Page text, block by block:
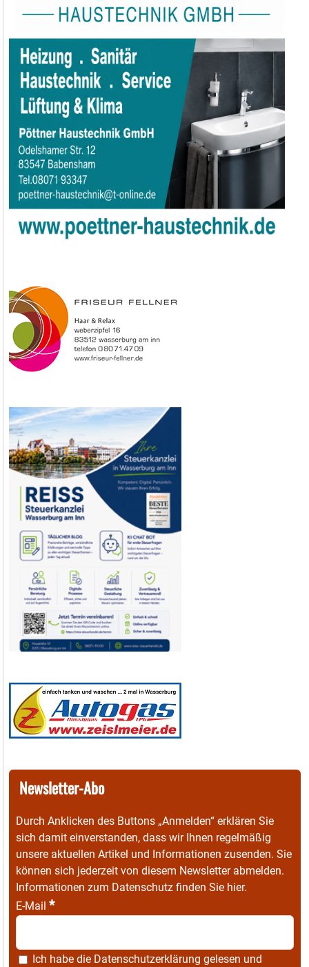
Newsletter-Abo
Durch Anklicken des Buttons „Anmelden“ erklären Sie
sich damit einverstanden, dass wir Ihnen regelmäßig
unsere aktuellen Artikel und Informationen zusenden. Sie
können sich jederzeit von diesem Newsletter abmelden.
Informationen zum Datenschutz finden Sie hier.
E-Mail *
Ich habe die Datenschutzerklärung gelesen und